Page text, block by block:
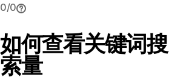
0/0
如何查看关键词搜
索量